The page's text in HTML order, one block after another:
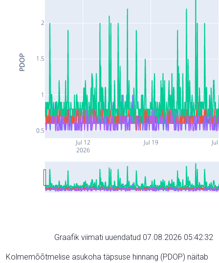
Jul 12
2026
Jul 19
0.5
1
1.5
2
PDOP
Graafik viimati uuendatud 07.08.2026 05:42:32
Kolmemõõtmelise asukoha täpsuse hinnang (PDOP) näitab